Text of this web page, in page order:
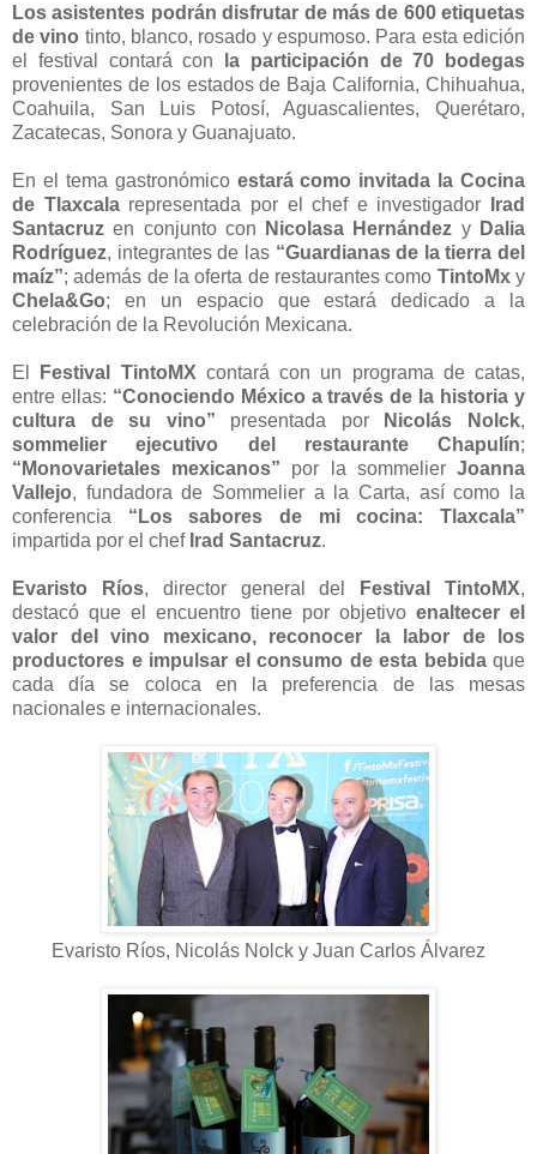
Los asistentes podrán disfrutar de más de 600 etiquetas
de vino tinto, blanco, rosado y espumoso. Para esta edición
el festival contará con
la participación de 70 bodegas
provenientes de los estados de Baja California, Chihuahua,
Coahuila, San Luis Potosí, Aguascalientes, Querétaro,
Zacatecas, Sonora y Guanajuato.
En el tema gastronómico estará como invitada la Cocina
de Tlaxcalarepresentada por el chef e investigador
Irad
Santacruz en conjunto con Nicolasa Hernández y Dalia
Rodríguez, integrantes de las “Guardianas de la tierra del
maíz”; además de la oferta de restaurantes como TintoMxy
Chela&Go; en un espacio que estará dedicado a la
celebración de la Revolución Mexicana.
El Festival TintoMX contará con un programa de catas,
entre ellas: “Conociendo México a través de la historia y
cultura de su vino” presentada por Nicolás Nolck,
sommelier ejecutivo del restaurante Chapulín;
“Monovarietales mexicanos” por la sommelierJoanna
Vallejo, fundadora de Sommelier a la Carta, así como la
conferencia “Los sabores de mi cocina: Tlaxcala”
impartida por el chef Irad Santacruz.
Evaristo Ríos, director general del Festival TintoMX,
destacó que el encuentro tiene por objetivo enaltecer el
valor del vino mexicano, reconocer la labor de los
productores e impulsar el consumo de esta bebidaque
cada día se coloca en la preferencia de las mesas
nacionales e internacionales.
Evaristo Ríos, Nicolás Nolck y Juan Carlos Álvarez